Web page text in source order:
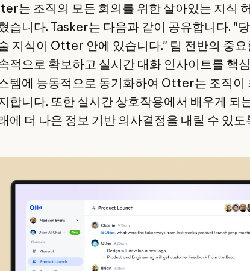
는 조직의 모든 회의를 위한 살아있는 지식
습니다. Tasker는 다음과 같이 공유합니다. "
지식이 Otter 안에 있습니다." 팀 전반의 중요
적으로 확보하고 실시간 대화 인사이트를 핵
템에 능동적으로 동기화하여 Otter는 조직이
합니다. 또한 실시간 상호작용에서 배우게 되
에 더 나은 정보 기반 의사결정을 내릴 수 있